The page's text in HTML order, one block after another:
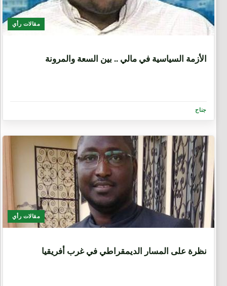
مقالات رأي
الأزمة السياسية في مالي .. بين السعة والمرونة
جناح
مقالات رأي
نظرة على المسار الديمقراطي في غرب أفريقيا